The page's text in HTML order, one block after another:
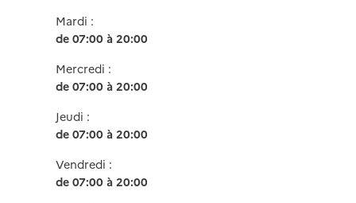
Mardi :
de 07:00 à 20:00
Mercredi :
de 07:00 à 20:00
Jeudi :
de 07:00 à 20:00
Vendredi :
de 07:00 à 20:00